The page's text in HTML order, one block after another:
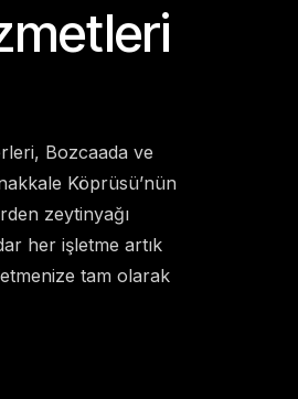
Bozcaada ve
Köprüsü’nün
zeytinyağı
her işletme artık
tam olarak